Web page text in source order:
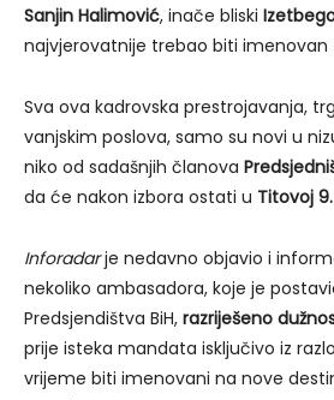
Sanjin Halimović, inače bliski
najvjerovatnije trebao biti imenovan
Sva ova kadrovska prestrojavanja,
vanjskim poslova, samo su novi u
niko od sadašnjih članova
da će nakon izbora ostati u Titovoj 9.
Inforadarje nedavno objavio i
nekoliko ambasadora, koje je
Predsjendištva BiH, razriješeno
prije isteka mandata isključivo iz
vrijeme biti imenovani na nove